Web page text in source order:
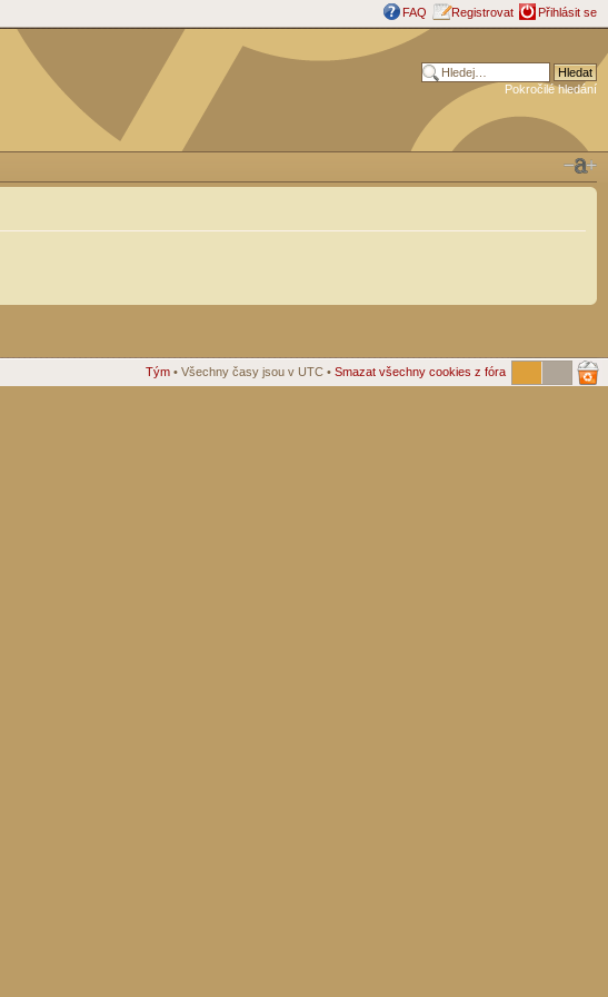
FAQ Registrovat Přihlásit se
Pokročilé hledání
Tým • Všechny časy jsou v UTC • Smazat všechny cookies z fóra